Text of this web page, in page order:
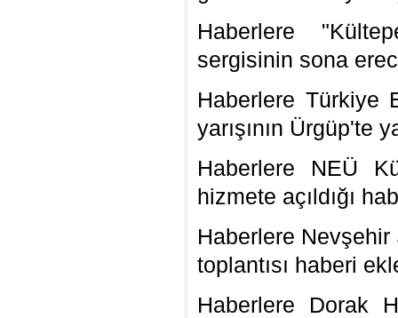
Haberlere
sergisinin sona
Haberlere Türkiye
yarışının Ürgüp'te
Haberlere NEÜ
hizmete açıldığı
Haberlere Nevşehir
toplantısı haberi
Haberlere Dorak